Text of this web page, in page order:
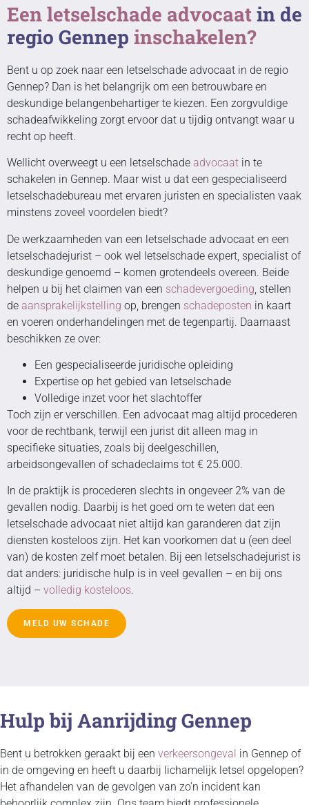
Een letselschade advocaatin de
regio Gennep inschakelen?
Bent u op zoek naar een letselschade advocaat in de regio
Gennep? Dan is het belangrijk om een betrouwbare en
deskundige belangenbehartiger te kiezen. Een zorgvuldige
schadeafwikkeling zorgt ervoor dat u tijdig ontvangt waar u
recht op heeft.
Wellicht overweegt u een letselschade advocaat in te
schakelen in Gennep. Maar wist u dat een gespecialiseerd
letselschadebureau met ervaren juristen en specialisten vaak
minstens zoveel voordelen biedt?
De werkzaamheden van een letselschade advocaat en een
letselschadejurist – ook wel letselschade expert, specialist of
deskundige genoemd – komen grotendeels overeen. Beide
helpen u bij het claimen van een schadevergoeding , stellen
de aansprakelijkstelling op, brengen schadeposten in kaart
en voeren onderhandelingen met de tegenpartij. Daarnaast
beschikken ze over:
Een gespecialiseerde juridische opleiding
Expertise op het gebied van letselschade
Volledige inzet voor het slachtoffer
Toch zijn er verschillen. Een advocaat mag altijd procederen
voor de rechtbank, terwijl een jurist dit alleen mag in
specifieke situaties, zoals bij deelgeschillen,
arbeidsongevallen of schadeclaims tot € 25.000.
In de praktijk is procederen slechts in ongeveer 2% van de
gevallen nodig. Daarbij is het goed om te weten dat een
letselschade advocaat niet altijd kan garanderen dat zijn
diensten kosteloos zijn. Het kan voorkomen dat u (een deel
van) de kosten zelf moet betalen. Bij een letselschadejurist is
dat anders: juridische hulp is in veel gevallen – en bij ons
altijd – volledig kosteloos.
MELD UW SCHADE
Hulp bij Aanrijding Gennep
Bent u betrokken geraakt bij een verkeersongeval in Gennep of
in de omgeving en heeft u daarbij lichamelijk letsel opgelopen?
Het afhandelen van de gevolgen van zo’n incident kan